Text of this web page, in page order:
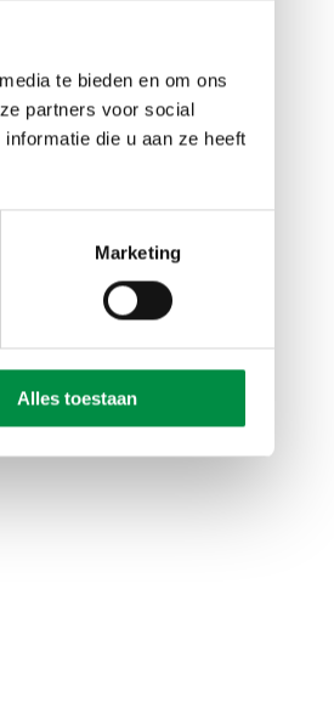
te bieden en om ons
partners voor social
die u aan ze heeft
Marketing
Alles toestaan